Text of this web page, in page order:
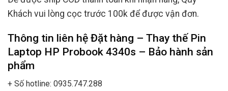
Khách vui lòng cọc trước 100k để được vận đơn.
Thông tin liên hệ Đặt hàng – Thay thế Pin
Laptop HP Probook 4340s – Bảo hành sản
phẩm
+ Số hotline: 0935.747.288